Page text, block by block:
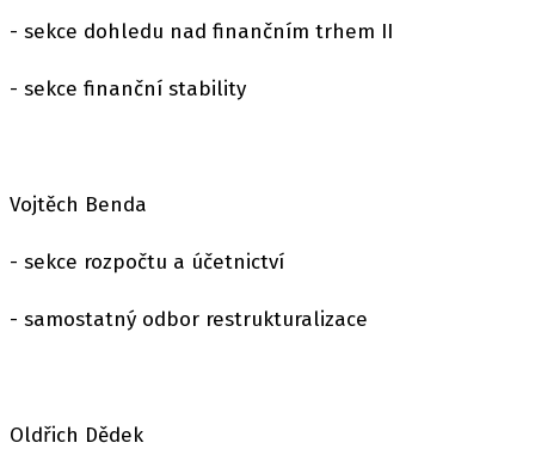
- sekce dohledu nad finančním trhem II
- sekce finanční stability
Vojtěch Benda
- sekce rozpočtu a účetnictví
- samostatný odbor restrukturalizace
Oldřich Dědek